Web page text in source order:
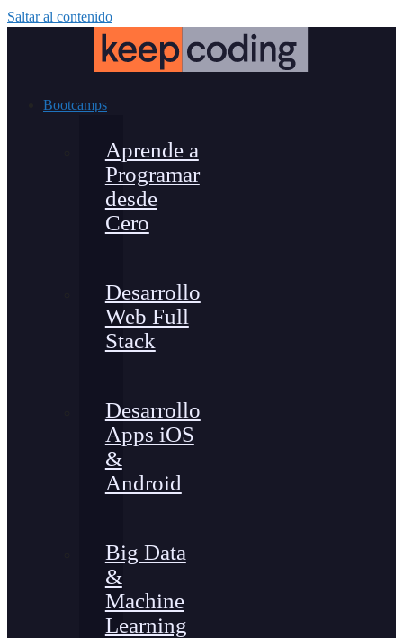
Saltar al contenido
Bootcamps
Aprende a
Programar
desde
Cero
Desarrollo
Web Full
Stack
Desarrollo
Apps iOS
&
Android
Big Data
&
Machine
Learning